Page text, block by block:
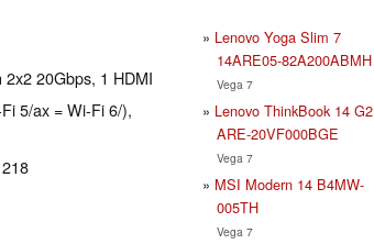
20Gbps, 1 HDMI
5/ax = Wi-Fi 6/),
Lenovo Yoga Slim 7
14ARE05-82A200ABMH
Vega 7
Lenovo ThinkBook 14 G2
ARE-20VF000BGE
Vega 7
MSI Modern 14 B4MW-
005TH
Vega 7